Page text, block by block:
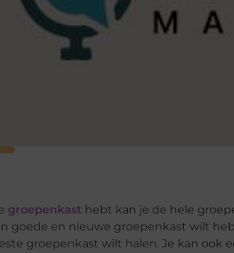
groepenkast hebt kan je de hele
goede en nieuwe groepenkast wilt
groepenkast wilt halen. Je kan ook